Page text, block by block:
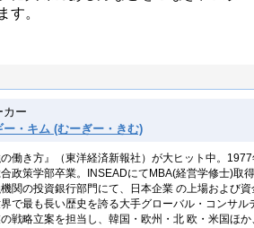
す。
カー
ー・キム (むーぎー・きむ)
の働き方』（東洋経済新報社）が大ヒット中。
政策学部卒業。INSEADにてMBA(経営学修士)取
関の投資銀行部門にて、日本企業 の上場および
で最も長い歴史を誇る大手グローバル・コンサル
戦略立案を担当し、韓国・欧州・北 欧・米国ほ